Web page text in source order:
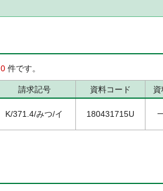
0 件です。
請求記号 資料コード
K/371.4/みつ/イ 180431715U